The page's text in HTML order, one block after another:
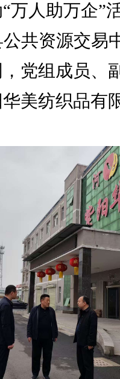
万人助万企”
共资源交易
党组成员、
美纺织品有